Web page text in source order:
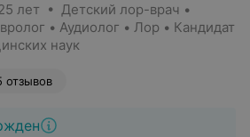
лет • Детский лор-врач •
• Аудиолог • Лор • Кандидат
наук
отзывов